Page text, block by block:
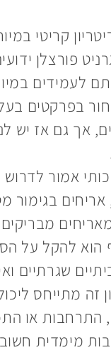
קריטי
פורצלן
אותם לעמידים
בפרקטים
אך גם אז יש
אמור
בגימור
הוא להקל על
שגרתיים
זה מתייחס
התרחבות או
מימדית